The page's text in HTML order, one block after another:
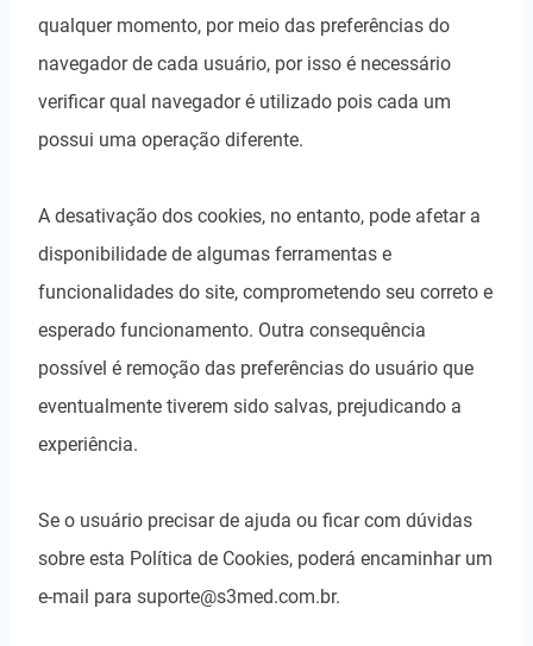
qualquer momento, por meio das preferências do
navegador de cada usuário, por isso é necessário
verificar qual navegador é utilizado pois cada um
possui uma operação diferente.
A desativação dos cookies, no entanto, pode afetar a
disponibilidade de algumas ferramentas e
funcionalidades do site, comprometendo seu correto e
esperado funcionamento. Outra consequência
possível é remoção das preferências do usuário que
eventualmente tiverem sido salvas, prejudicando a
experiência.
Se o usuário precisar de ajuda ou ficar com dúvidas
sobre esta Política de Cookies, poderá encaminhar um
e-mail para suporte@s3med.com.br.